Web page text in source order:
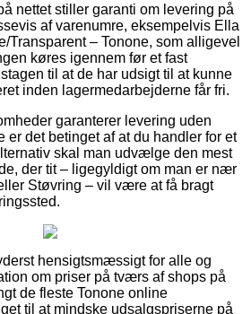
nettet stiller garanti om levering på
af varenumre, eksempelvis Ella
Transparent – Tonone, som alligevel
køres igennem før et fast
til at de har udsigt til at kunne
inden lagermedarbejderne får fri.
garanterer levering uden
er det betinget af at du handler for et
skal man udvælge den mest
der tit – ligegyldigt om man er nær
Støvring – vil være at få bragt
hensigtsmæssigt for alle og
om priser på tværs af shops på
de fleste Tonone online
til at mindske udsalgspriserne på